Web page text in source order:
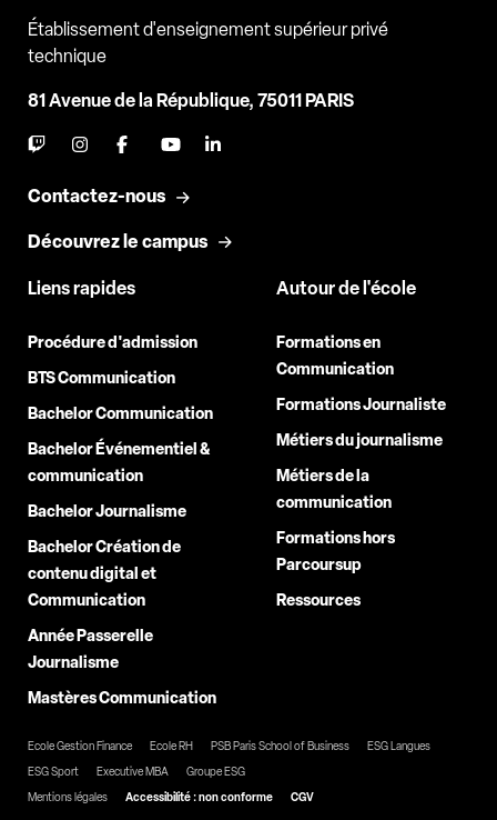
Établissement d'enseignement supérieur privé
technique
81 Avenue de la République, 75011 PARIS
Contactez-nous
Découvrez le campus
Liens rapides
Procédure d'admission
BTS Communication
Bachelor Communication
Bachelor Événementiel &
communication
Bachelor Journalisme
Bachelor Création de
contenu digital et
Communication
Année Passerelle
Journalisme
Mastères Communication
Autour de l'école
Formations en
Communication
Formations Journaliste
Métiers du journalisme
Métiers de la
communication
Formations hors
Parcoursup
Ressources
Ecole Gestion Finance Ecole RH PSB Paris School of Business
ESG Langues
ESG Sport
Executive MBA
Groupe ESG
Mentions légales
Accessibilité : non conforme CGV